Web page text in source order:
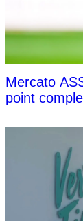
Mercato
point